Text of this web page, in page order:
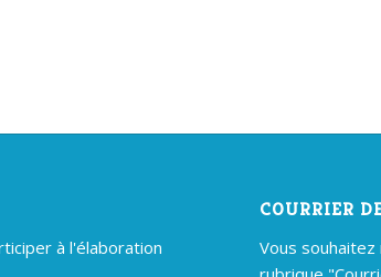
à l'élaboration
COURRIER
Vous